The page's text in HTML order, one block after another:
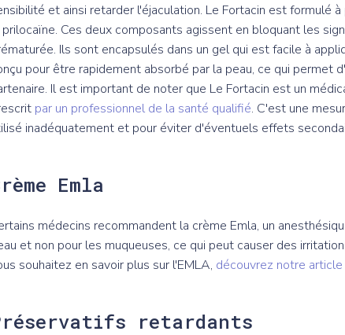
et ainsi retarder l'éjaculation. Le Fortacin est formulé
prilocaïne. Ces deux composants agissent en bloquant les
Ils sont encapsulés dans un gel qui est facile à
pour être rapidement absorbé par la peau, ce qui permet
Il est important de noter que Le Fortacin est un
par un professionnel de la santé qualifié. C'est une
inadéquatement et pour éviter d'éventuels effets
Emla
médecins recommandent la crème Emla, un
et non pour les muqueuses, ce qui peut causer des
souhaitez en savoir plus sur l'EMLA, découvrez notre
retardants